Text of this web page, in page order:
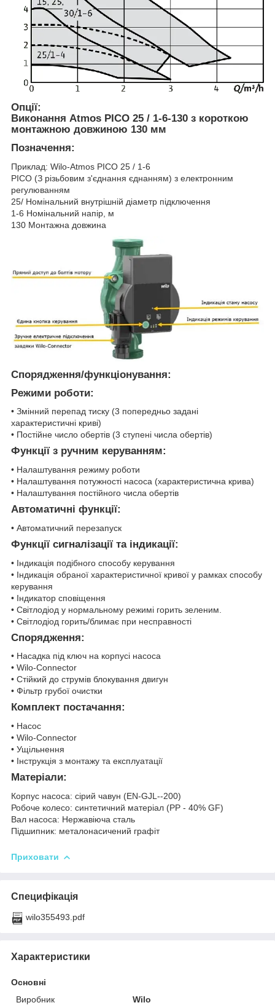
Опції:
Виконання Atmos PICO 25 / 1-6-130 з короткою
монтажною довжиною 130 мм
Позначення:
Приклад: Wilo-Atmos PICO 25 / 1-6
PICO (З різьбовим з'єднання єднанням) з електронним
регулюванням
25/ Номінальний внутрішній діаметр підключення
1-6 Номінальний напір, м
130 Монтажна довжина
Спорядження/функціонування:
Режими роботи:
• Змінний перепад тиску (3 попередньо задані
характеристичні криві)
• Постійне число обертів (3 ступені числа обертів)
Функції з ручним керуванням:
• Налаштування режиму роботи
• Налаштування потужності насоса (характеристична крива)
• Налаштування постійного числа обертів
Автоматичні функції:
• Автоматичний перезапуск
Функції сигналізації та індикації:
• Індикація подібного способу керування
• Індикація обраної характеристичної кривої у рамках способу
керування
• Індикатор сповіщення
• Світлодіод у нормальному режимі горить зеленим.
• Світлодіод горить/блимає при несправності
Спорядження:
• Насадка під ключ на корпусі насоса
• Wilo-Connector
• Стійкий до струмів блокування двигун
• Фільтр грубої очистки
Комплект постачання:
• Насос
• Wilo-Connector
• Ущільнення
• Інструкція з монтажу та експлуатації
Матеріали:
Корпус насоса: сірий чавун (EN-GJL--200)
Робоче колесо: синтетичний матеріал (PP - 40% GF)
Вал насоса: Нержавіюча сталь
Підшипник: металонасичений графіт
Приховати
Специфікація
wilo355493.pdf
Характеристики
Основні
Виробник
Wilo